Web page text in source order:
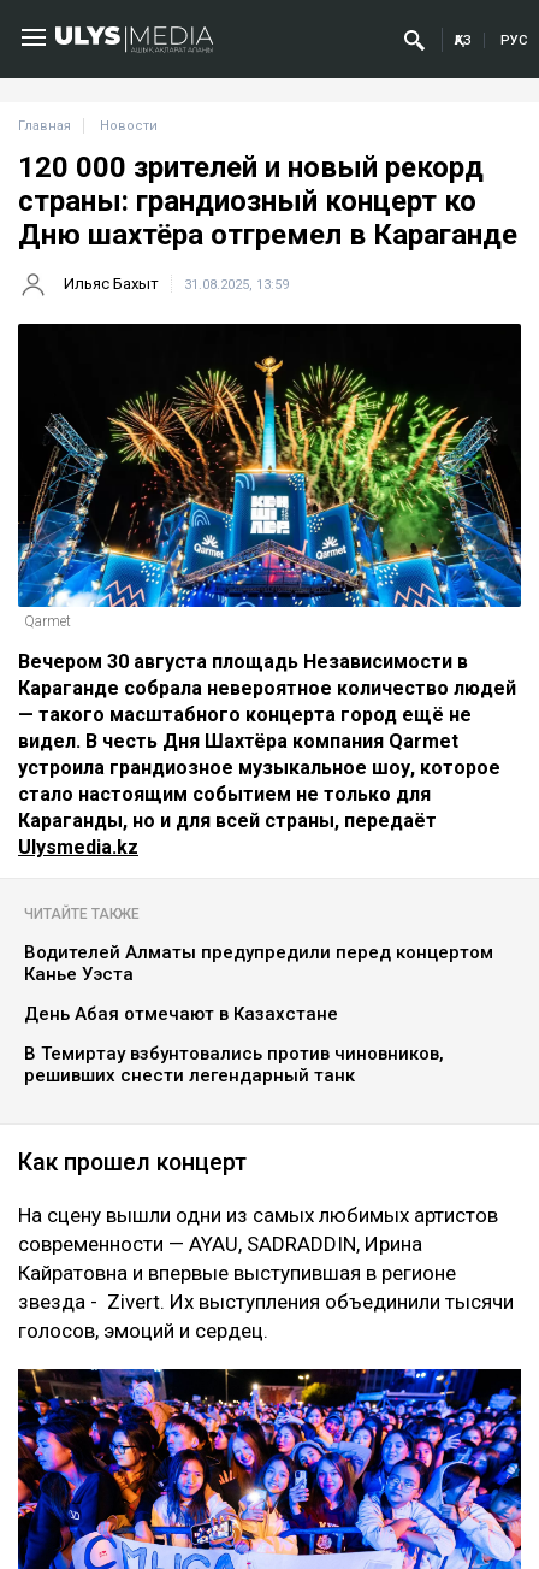
ҚАЗ РУС
Главная Новости
120 000 зрителей и новый рекорд
страны: грандиозный концерт ко
Дню шахтёра отгремел в Караганде
Ильяс Бахыт 31.08.2025, 13:59
Qarmet
Вечером 30 августа площадь Независимости в
Караганде собрала невероятное количество людей
— такого масштабного концерта город ещё не
видел. В честь Дня Шахтёра компания Qarmet
устроила грандиозное музыкальное шоу, которое
стало настоящим событием не только для
Караганды, но и для всей страны, передаёт
Ulysmedia.kz
ЧИТАЙТЕ ТАКЖЕ
Водителей Алматы предупредили перед концертом
Канье Уэста
День Абая отмечают в Казахстане
В Темиртау взбунтовались против чиновников,
решивших снести легендарный танк
Как прошел концерт
На сцену вышли одни из самых любимых артистов
современности — AYAU, SADRADDIN, Ирина
Кайратовна и впервые выступившая в регионе
звезда - Zivert. Их выступления объединили тысячи
голосов, эмоций и сердец.